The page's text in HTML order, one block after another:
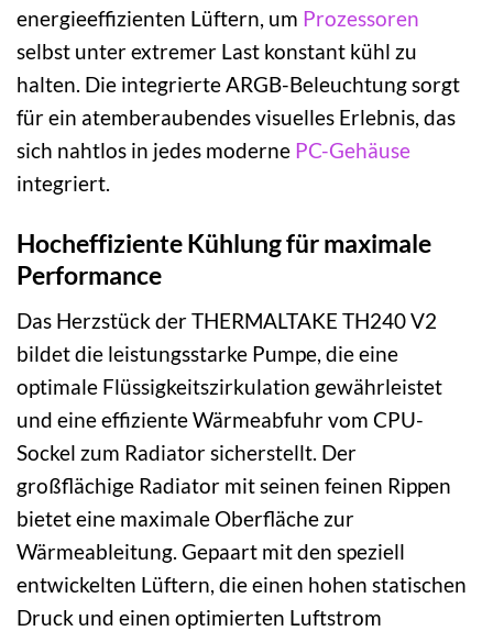
energieeffizienten Lüftern, um Prozessoren
selbst unter extremer Last konstant kühl zu
halten. Die integrierte ARGB-Beleuchtung sorgt
für ein atemberaubendes visuelles Erlebnis, das
sich nahtlos in jedes moderne PC-Gehäuse
integriert.
Hocheffiziente Kühlung für maximale
Performance
Das Herzstück der THERMALTAKE TH240 V2
bildet die leistungsstarke Pumpe, die eine
optimale Flüssigkeitszirkulation gewährleistet
und eine effiziente Wärmeabfuhr vom CPU-
Sockel zum Radiator sicherstellt. Der
großflächige Radiator mit seinen feinen Rippen
bietet eine maximale Oberfläche zur
Wärmeableitung. Gepaart mit den speziell
entwickelten Lüftern, die einen hohen statischen
Druck und einen optimierten Luftstrom